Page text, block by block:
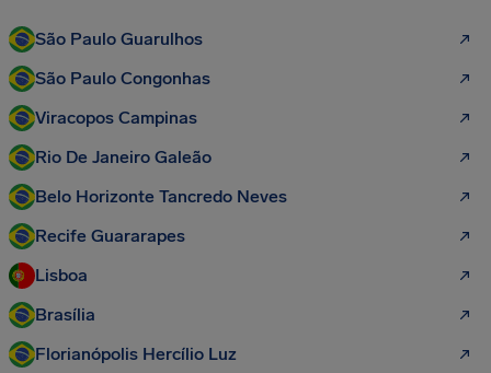
São Paulo Guarulhos
São Paulo Congonhas
Viracopos Campinas
Rio De Janeiro Galeão
Belo Horizonte Tancredo Neves
Recife Guararapes
Lisboa
Brasília
Florianópolis Hercílio Luz